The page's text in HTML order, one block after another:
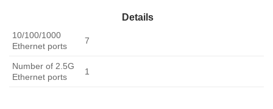
Details
10/100/1000
Ethernet ports
7
Number of 2.5G
Ethernet ports
1